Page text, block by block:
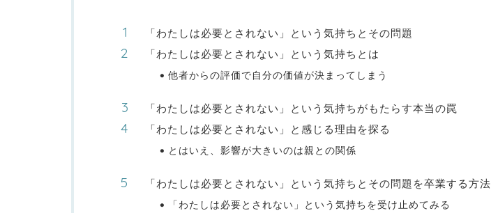
「わたしは必要とされない」という気持ちとその問題
「わたしは必要とされない」という気持ちとは
他者からの評価で自分の価値が決まってしまう
「わたしは必要とされない」という気持ちがもたらす本当の罠
「わたしは必要とされない」と感じる理由を探る
とはいえ、影響が大きいのは親との関係
「わたしは必要とされない」という気持ちとその問題を卒業する方法
「わたしは必要とされない」という気持ちを受け止めてみる